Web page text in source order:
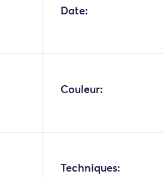
Date:
Couleur:
Techniques: